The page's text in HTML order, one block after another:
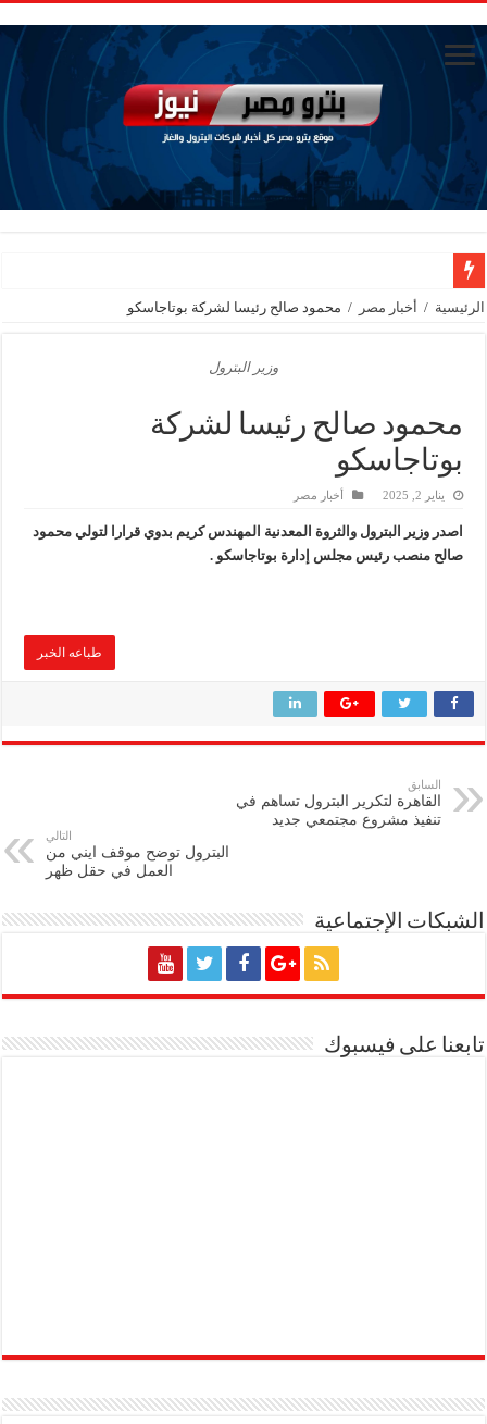
جنوب الوادي القابضة للبترول» تنظم لقاءً توعويًا حول إدارة الأزمات ورفع كفاءة
سيدبك تؤكد ريادتها في جودة الخامات باعتماد عالمي جديد
وزير البترول والثروة المعدنية يبحث مع إكسون موبيل العالمية آليات تنفيذ
رئيسا العامة وبترومنت في زيارة لحقول ابوسنان
وزير البترول يتابع انتاج حقل البركة في اسوان
الرئيسية / أخبار مصر / محمود صالح رئيسا لشركة بوتاجاسكو
وزير البترول
محمود صالح رئيسا لشركة
بوتاجاسكو
يناير 2, 2025 أخبار مصر
اصدر وزير البترول والثروة المعدنية المهندس كريم بدوي قرارا لتولي محمود
صالح منصب رئيس مجلس إدارة بوتاجاسكو .
طباعه الخبر
السابق
القاهرة لتكرير البترول تساهم في
تنفيذ مشروع مجتمعي جديد
التالي
البترول توضح موقف ايني من
العمل في حقل ظهر
الشبكات الإجتماعية
تابعنا على فيسبوك